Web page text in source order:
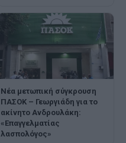
Νέα μετωπική σύγκρουση
ΠΑΣΟΚ – Γεωργιάδη για το
ακίνητο Ανδρουλάκη:
«Επαγγελματίας
λασπολόγος»